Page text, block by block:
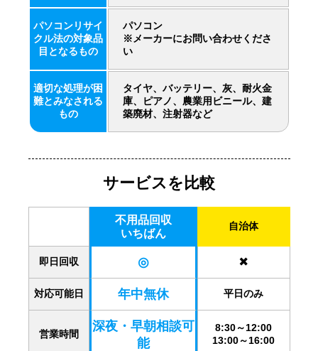
パソコンリサイ
クル法の対象品
目となるもの
パソコン
※メーカーにお問い合わせくださ
い
適切な処理が困
難とみなされる
もの
タイヤ、バッテリー、灰、耐火金
庫、ピアノ、農業用ビニール、建
築廃材、注射器など
サービスを比較
不用品回収
いちばん
自治体
即日回収 ◎ ✖️
対応可能日 年中無休 平日のみ
営業時間
深夜・早朝相談可
能
8:30～12:00
13:00～16:00